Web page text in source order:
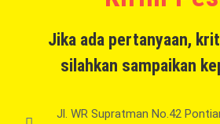
Jika ada pertanyaan,
silahkan sampaikan
Jl. WR Supratman No.42